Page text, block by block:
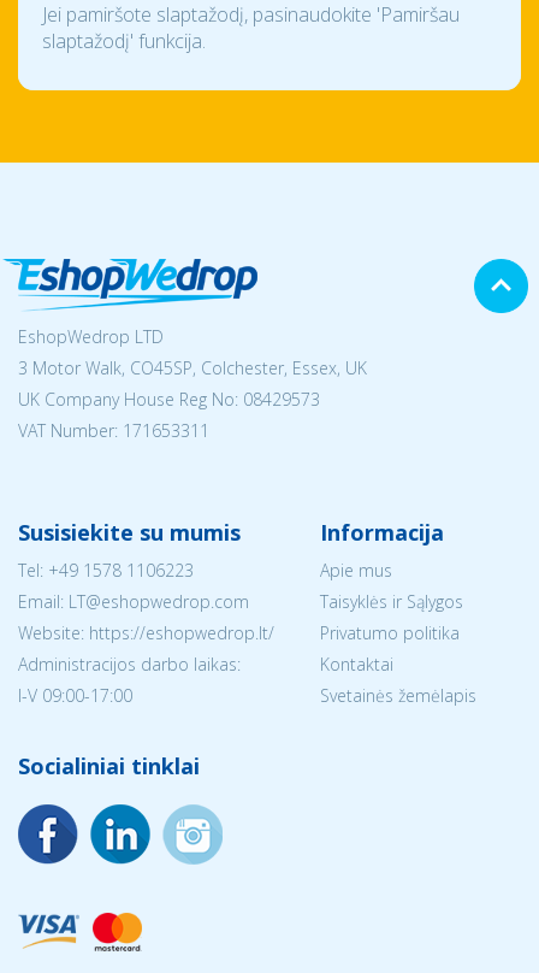
Jei pamiršote slaptažodį, pasinaudokite 'Pamiršau
slaptažodį' funkcija.
EshopWedrop LTD
3 Motor Walk, CO45SP, Colchester, Essex, UK
UK Company House Reg No: 08429573
VAT Number: 171653311
Susisiekite su mumis
Tel: +49 1578 1106223
Email: LT@eshopwedrop.com
Website: https://eshopwedrop.lt/
Administracijos darbo laikas:
I-V 09:00-17:00
Informacija
Apie mus
Taisyklės ir Sąlygos
Privatumo politika
Kontaktai
Svetainės žemėlapis
Socialiniai tinklai